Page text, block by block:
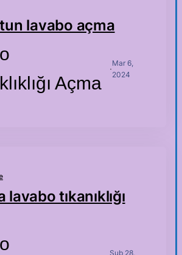
lavabo açma
Açma
·
Mar 6,
2024
tıkanıklığı
Şub 28,